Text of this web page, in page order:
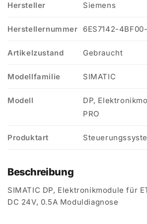
Hersteller Siemens
Herstellernummer 6ES7142-
Artikelzustand Gebraucht
Modellfamilie SIMATIC
Modell
DP,
PRO
Produktart
Beschreibung
SIMATIC DP, Elektronikmodule für
DC 24V, 0.5A Moduldiagnose